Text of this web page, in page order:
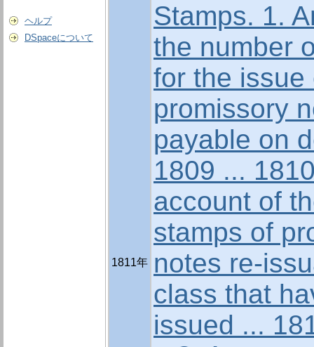
ヘルプ
DSpaceについて
1811年
Stamps. 1.
the number
for the issue
promissory
payable on
1809 ...
account of
stamps of
notes re-
class that
issued ...